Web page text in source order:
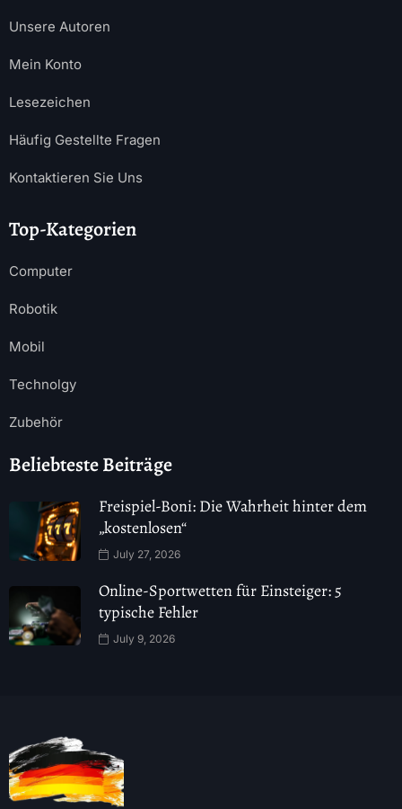
Unsere Autoren
Mein Konto
Lesezeichen
Häufig Gestellte Fragen
Kontaktieren Sie Uns
Top-Kategorien
Computer
Robotik
Mobil
Technolgy
Zubehör
Beliebteste Beiträge
Freispiel-Boni: Die Wahrheit hinter dem
„kostenlosen“
July 27, 2026
Online-Sportwetten für Einsteiger: 5
typische Fehler
July 9, 2026